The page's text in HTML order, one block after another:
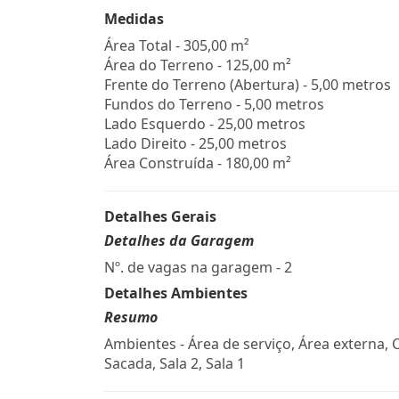
Medidas
Área Total - 305,00 m²
Área do Terreno - 125,00 m²
Frente do Terreno (Abertura) - 5,00 metros
Fundos do Terreno - 5,00 metros
Lado Esquerdo - 25,00 metros
Lado Direito - 25,00 metros
Área Construída - 180,00 m²
Detalhes Gerais
Detalhes da Garagem
Nº. de vagas na garagem - 2
Detalhes Ambientes
Resumo
Ambientes - Área de serviço, Área externa,
Sacada, Sala 2, Sala 1